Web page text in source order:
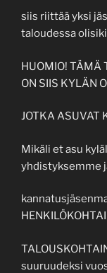
siis riittää yksi
taloudessa
HUOMIO! TÄMÄ
ON SIIS KYLÄN
JOTKA ASUVAT
Mikäli et asu
yhdistyksemme
suuruudeksi